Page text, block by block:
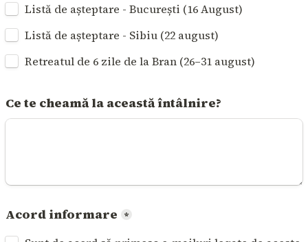
Listă de așteptare - București (16 August)
Listă de așteptare - Sibiu (22 august)
Retreatul de 6 zile de la Bran (26–31 august)
Ce te cheamă la această întâlnire?
Acord informare *